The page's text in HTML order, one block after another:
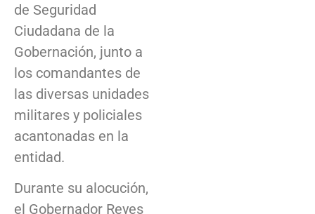
de Seguridad
Ciudadana de la
Gobernación, junto a
los comandantes de
las diversas unidades
militares y policiales
acantonadas en la
entidad.
Durante su alocución,
el Gobernador Reyes